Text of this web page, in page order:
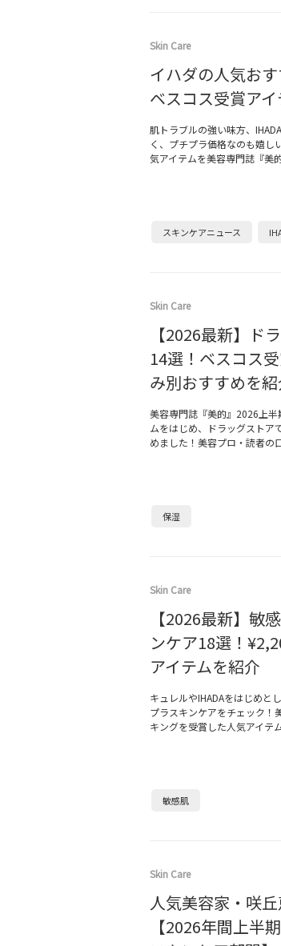
Skin Care
イハダの人気お
ベスコス受賞ア
肌トラブルの強い味方、
く、プチプラ価格なのも嬉し
気アイテムを美容専門誌『美
スキンケアニュース
Skin Care
【2026最新】ド
14選！ベスコス
み別おすすめを
美容専門誌『美的』2026上
ムをはじめ、ドラッグストア
めました！美容プロ・読者の
保湿
Skin Care
【2026最新】敏
ンケア18選！
アイテムを紹介
キュレルやIHADAをはじめと
プラスキンケアをチェック！
キングを受賞した人気アイテ
敏感肌
Skin Care
人気美容家・咲
【2026年間上半